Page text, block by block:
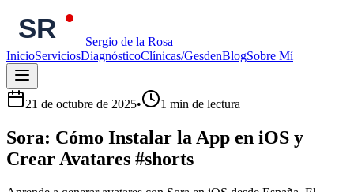
Sergio de la Rosa
InicioServiciosDiagnósticoClínicas/GesdenBlogSobre Mí
21 de octubre de 2025• 1 min de lectura
Sora: Cómo Instalar la App en iOS y
Crear Avatares #shorts